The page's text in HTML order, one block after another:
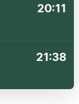
20:11
21:38